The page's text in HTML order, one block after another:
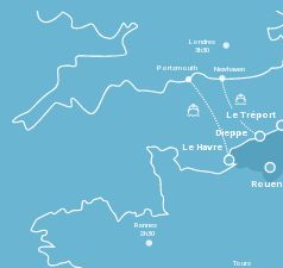
Le Havre
Dieppe
Le Tréport
Rennes
2h30
Tours
Londres
3h30
Newhaven
Portsmouth
Rouen